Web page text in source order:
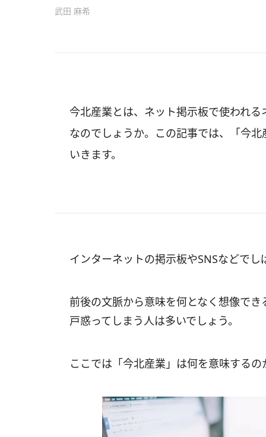
武田 麻希
今北産業とは、ネット掲示板で使われ
なのでしょうか。この記事では、「今
いきます。
インターネットの掲示板やSNSなどで
前後の文脈から意味を何となく想像で
戸惑ってしまう人は多いでしょう。
ここでは「今北産業」は何を意味する